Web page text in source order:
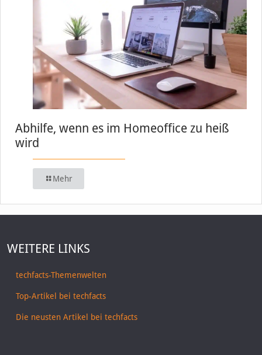
Abhilfe, wenn es im Homeoffice zu heiß
wird
Mehr
WEITERE LINKS
techfacts-Themenwelten
Top-Artikel bei techfacts
Die neusten Artikel bei techfacts